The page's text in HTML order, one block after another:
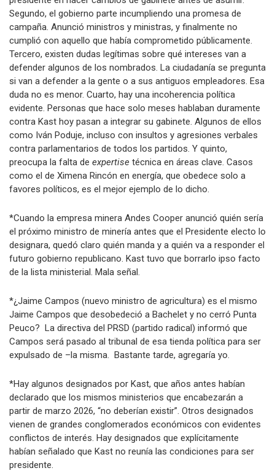
Segundo, el gobierno parte incumpliendo una promesa de
campaña. Anunció ministros y ministras, y finalmente no
cumplió con aquello que había comprometido públicamente.
Tercero, existen dudas legítimas sobre qué intereses van a
defender algunos de los nombrados. La ciudadanía se pregunta
si van a defender a la gente o a sus antiguos empleadores. Esa
duda no es menor. Cuarto, hay una incoherencia política
evidente. Personas que hace solo meses hablaban duramente
contra Kast hoy pasan a integrar su gabinete. Algunos de ellos
como Iván Poduje, incluso con insultos y agresiones verbales
contra parlamentarios de todos los partidos. Y quinto,
preocupa la falta de expertise técnica en áreas clave. Casos
como el de Ximena Rincón en energía, que obedece solo a
favores políticos, es el mejor ejemplo de lo dicho.
*Cuando la empresa minera Andes Cooper anunció quién sería
el próximo ministro de minería antes que el Presidente electo lo
designara, quedó claro quién manda y a quién va a responder el
futuro gobierno republicano. Kast tuvo que borrarlo ipso facto
de la lista ministerial. Mala señal.
*¿Jaime Campos (nuevo ministro de agricultura) es el mismo
Jaime Campos que desobedeció a Bachelet y no cerró Punta
Peuco? La directiva del PRSD (partido radical) informó que
Campos será pasado al tribunal de esa tienda política para ser
expulsado de –la misma. Bastante tarde, agregaría yo.
*Hay algunos designados por Kast, que años antes habían
declarado que los mismos ministerios que encabezarán a
partir de marzo 2026, “no deberían existir”. Otros designados
vienen de grandes conglomerados económicos con evidentes
conflictos de interés. Hay designados que explícitamente
habían señalado que Kast no reunía las condiciones para ser
presidente.